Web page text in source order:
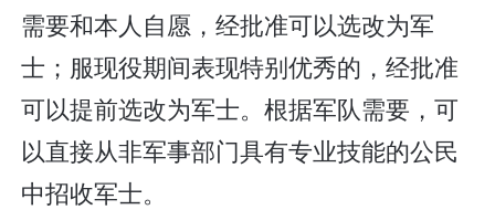
需要和本人自愿，经批准可以选改为军
士；服现役期间表现特别优秀的，经批准
可以提前选改为军士。根据军队需要，可
以直接从非军事部门具有专业技能的公民
中招收军士。